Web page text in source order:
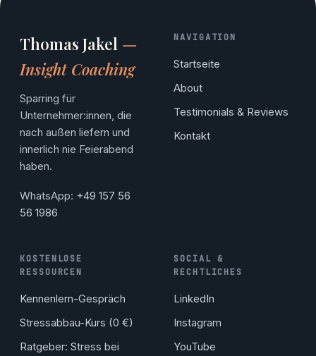
Thomas Jakel —
Insight Coaching
Sparring für
Unternehmer:innen, die
nach außen liefern und
innerlich nie Feierabend
haben.
WhatsApp: +49 157 56
56 1986
NAVIGATION
Startseite
About
Testimonials & Reviews
Kontakt
KOSTENLOSE
RESSOURCEN
Kennenlern-Gespräch
Stressabbau-Kurs (0 €)
Ratgeber: Stress bei
SOCIAL &
RECHTLICHES
LinkedIn
Instagram
YouTube